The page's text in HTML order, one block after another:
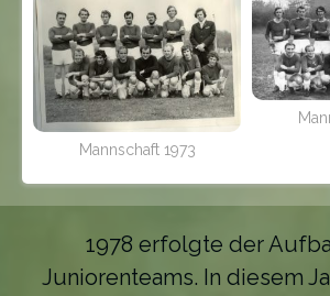
Mannschaft 1973
1978 erfolgte der
Juniorenteams. In diesem